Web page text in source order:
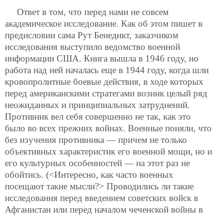
Ответ в том, что перед нами не совсем
академическое исследование. Как об этом пишет в
предисловии сама Рут Бенедикт, заказчиком
исследования выступило ведомство военной
информации США. Книга вышла в 1946 году, но
работа над ней началась еще в 1944 году, когда шли
кровопролитные боевые действия, в ходе которых
перед американскими стратегами возник целый ряд
неожиданных и принципиальных затруднений.
Противник вел себя совершенно не так, как это
было во всех прежних войнах. Военные поняли, что
без изучения противника — причем не только
объективных характеристик его военной мощи, но и
его культурных особенностей — на этот раз не
обойтись. (<Интересно, как часто военных
посещают такие мысли?> Проводились ли такие
исследования перед введением советских войск в
Афганистан или перед началом чеченской войны в